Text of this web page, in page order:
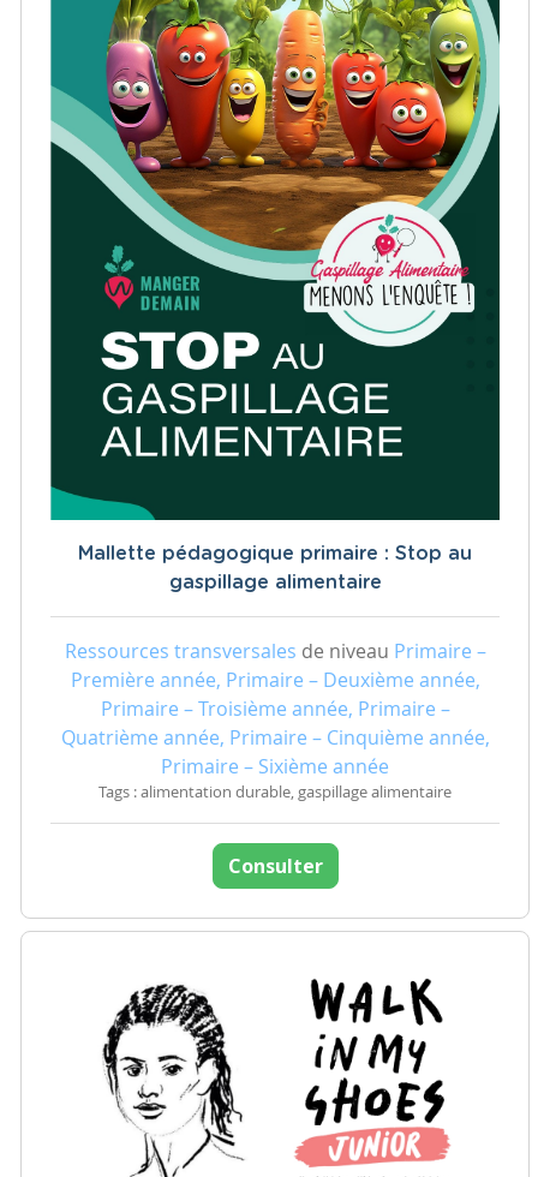
Mallette pédagogique primaire : Stop au
gaspillage alimentaire
Ressources transversales de niveau Primaire –
Première année, Primaire – Deuxième année,
Primaire – Troisième année, Primaire –
Quatrième année, Primaire – Cinquième année,
Primaire – Sixième année
Tags : alimentation durable, gaspillage alimentaire
Consulter